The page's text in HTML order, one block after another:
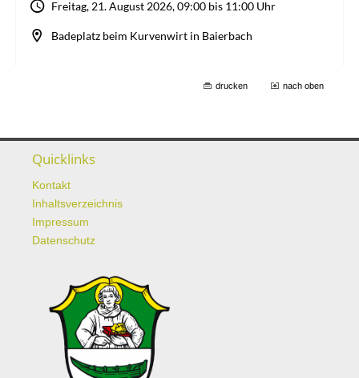
drucken nach oben
Quicklinks
Kontakt
Inhaltsverzeichnis
Impressum
Datenschutz